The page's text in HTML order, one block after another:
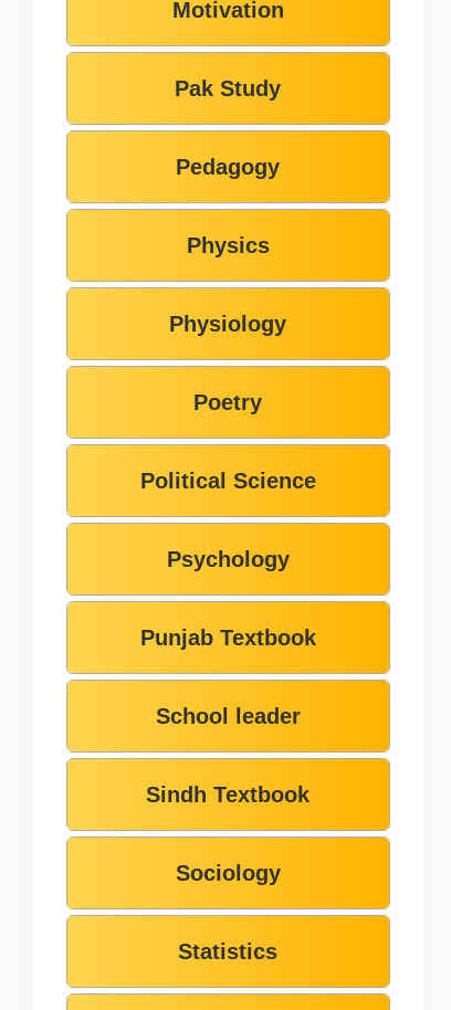
Motivation
Pak Study
Pedagogy
Physics
Physiology
Poetry
Political Science
Psychology
Punjab Textbook
School leader
Sindh Textbook
Sociology
Statistics